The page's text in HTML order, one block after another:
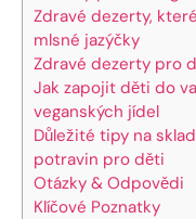
Zdravé dezerty,
mlsné jazýčky
Zdravé dezerty pro
Jak zapojit děti do
veganských jídel
Důležité tipy na
potravin pro děti
Otázky & Odpovědi
Klíčové Poznatky